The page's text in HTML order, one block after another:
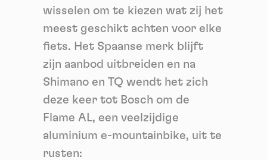
wisselen om te kiezen wat zij het
meest geschikt achten voor elke
fiets. Het Spaanse merk blijft
zijn aanbod uitbreiden en na
Shimano en TQ wendt het zich
deze keer tot Bosch om de
Flame AL, een veelzijdige
aluminium e-mountainbike, uit te
rusten: